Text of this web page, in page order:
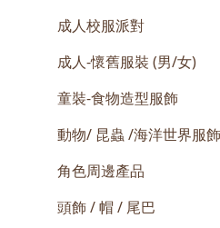
成人校服派對
成人-懷舊服裝 (男/女)
童裝-食物造型服飾
動物/ 昆蟲 /海洋世界服飾
角色周邊產品
頭飾 / 帽 / 尾巴